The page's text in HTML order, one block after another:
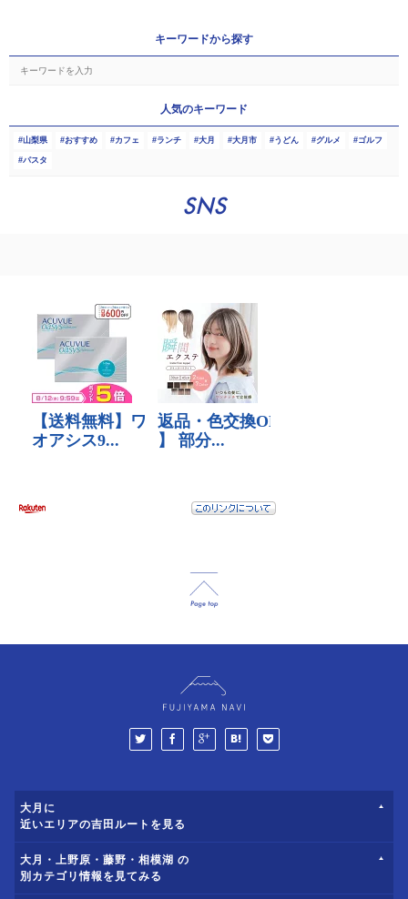
キーワードから探す
人気のキーワード
山梨県 おすすめ カフェ ランチ 大月 大月市 うどん グルメ ゴルフ
パスタ
SNS
大月に
近いエリアの吉田ルートを見る
大月・上野原・藤野・相模湖 の
別カテゴリ情報を見てみる